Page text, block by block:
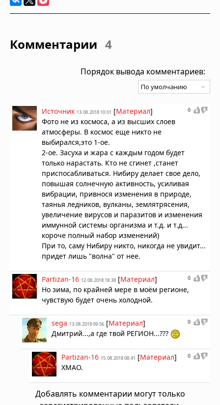
Комментарии 4
Порядок вывода комментариев:
0
Источник 13.08.2018 10:01 [Материал]
Фото не из космоса, а из высших слоев
атмосферы. В космос еще никто не
выбирался,это 1-ое.
2-ое. Засуха и жара с каждым годом будет
только нарастать. Кто не сгинет ,станет
приспосабливаться. Нибиру делает свое дело,
повышая солнечную активность, усиливая
вибрации, привнося изменения в природе,
таянья ледников, вулканы, землятрясения,
увеличение вирусов и паразитов и изменения
иммунной системы организма и т.д. и т.д...
короче полный набор изменений)
При то, саму Нибиру никто, никогда не увидит...
придет лишь "волна" от нее.
0
Partizan-16 12.08.2018 18:38 [Материал]
Но зима, по крайней мере в моём регионе,
чувствую будет очень холодной.
0
sega 13.08.2018 09:56 [Материал]
Дмитрий...,а где твой РЕГИОН...???
0
Partizan-16 15.08.2018 08:41 [Материал]
ХМАО.
Добавлять комментарии могут только